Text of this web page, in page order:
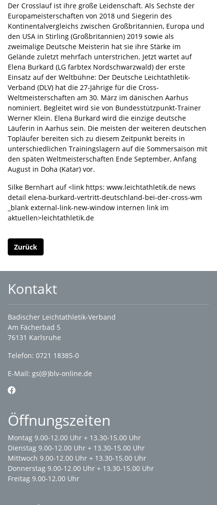
Der Crosslauf ist ihre große Leidenschaft. Als Sechste der
Europameisterschaften von 2018 und Siegerin des
Kontinentalvergleichs zwischen Großbritannien, Europa und
den USA in Stirling (Großbritannien) 2019 sowie als
zweimalige Deutsche Meisterin hat sie ihre Stärke im
Gelände zuletzt mehrfach unterstrichen. Jetzt wartet auf
Elena Burkard (LG farbtex Nordschwarzwald) der erste
Einsatz auf der Weltbühne: Der Deutsche Leichtathletik-
Verband (DLV) hat die 27-Jährige für die Cross-
Weltmeisterschaften am 30. März im dänischen Aarhus
nominiert. Begleitet wird sie von Bundesstützpunkt-Trainer
Werner Klein. Elena Burkard wird die einzige deutsche
Läuferin in Aarhus sein. Die meisten der weiteren deutschen
Topläufer bereiten sich zu diesem Zeitpunkt bereits in
unterschiedlichen Trainingslagern auf die Sommersaison mit
den späten Weltmeisterschaften Ende September, Anfang
August in Doha (Katar) vor.
Silke Bernhart auf <link https: www.leichtathletik.de news
detail elena-burkard-vertritt-deutschland-bei-der-cross-wm
_blank external-link-new-window internen link im
aktuellen>leichtathletik.de
Zurück
Kontakt
Badischer Leichtathletik-Verband
Am Fächerbad 5
76131 Karlsruhe
Telefon: 0721 18385-0
E-Mail: gs(@)blv-online.de
Öffnungszeiten
Montag 9.00-12.00 Uhr + 13.30-15.00 Uhr
Dienstag 9.00-12.00 Uhr + 13.30-15.00 Uhr
Mittwoch 9.00-12.00 Uhr + 13.30-15.00 Uhr
Donnerstag 9.00-12.00 Uhr + 13.30-15.00 Uhr
Freitag 9.00-12.00 Uhr